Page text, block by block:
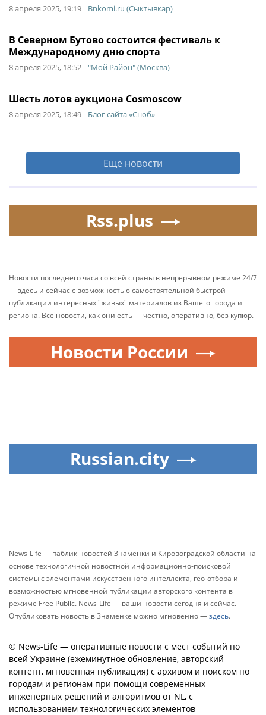
8 апреля 2025, 19:19 Bnkomi.ru (Сыктывкар)
В Северном Бутово состоится фестиваль к
Международному дню спорта
8 апреля 2025, 18:52 "Мой Район" (Москва)
Шесть лотов аукциона Cosmoscow
8 апреля 2025, 18:49 Блог сайта «Сноб»
Еще новости
Rss.plus
Новости последнего часа со всей страны в непрерывном режиме 24/7
— здесь и сейчас с возможностью самостоятельной быстрой
публикации интересных "живых" материалов из Вашего города и
региона. Все новости, как они есть — честно, оперативно, без купюр.
Новости России
Russian.city
News-Life — паблик новостей Знаменки и Кировоградской области на
основе технологичной новостной информационно-поисковой
системы с элементами искусственного интеллекта, гео-отбора и
возможностью мгновенной публикации авторского контента в
режиме Free Public. News-Life — ваши новости сегодня и сейчас.
Опубликовать новость в Знаменке можно мгновенно —здесь.
© News-Life — оперативные новости с мест событий по
всей Украине (ежеминутное обновление, авторский
контент, мгновенная публикация) с архивом и поиском по
городам и регионам при помощи современных
инженерных решений и алгоритмов от NL, с
использованием технологических элементов